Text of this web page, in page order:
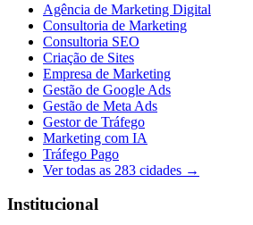
Agência de Marketing Digital
Consultoria de Marketing
Consultoria SEO
Criação de Sites
Empresa de Marketing
Gestão de Google Ads
Gestão de Meta Ads
Gestor de Tráfego
Marketing com IA
Tráfego Pago
Ver todas as 283 cidades →
Institucional